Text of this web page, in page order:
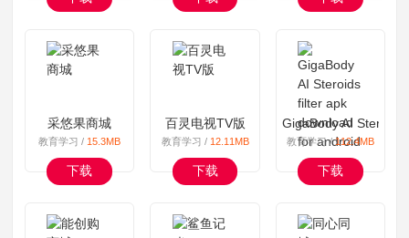
采悠果商城
教育学习 / 15.3MB
下载
百灵电视TV版
教育学习 / 12.11MB
下载
GigaBody AI
教育学习 /112.4MB
下载